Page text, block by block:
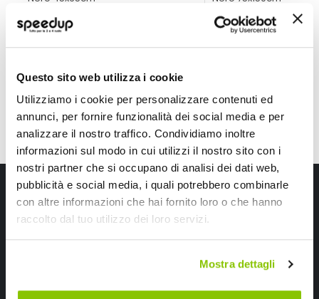
Questo sito web utilizza i cookie
Utilizziamo i cookie per personalizzare contenuti ed
annunci, per fornire funzionalità dei social media e per
analizzare il nostro traffico. Condividiamo inoltre
informazioni sul modo in cui utilizzi il nostro sito con i
nostri partner che si occupano di analisi dei dati web,
pubblicità e social media, i quali potrebbero combinarle
con altre informazioni che hai fornito loro o che hanno
raccolto dal tuo utilizzo dei loro servizi.
Mostra dettagli
6,95 € 12,85 €
Iscriviti alla newsletter Speedup
Ricevi subito uno sconto del 10% per il tuo primo acquisto online!